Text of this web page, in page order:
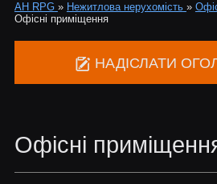
АН RPG » Нежитлова нерухомість »
Офісні приміщення
НАДІСЛАТИ
Офісні